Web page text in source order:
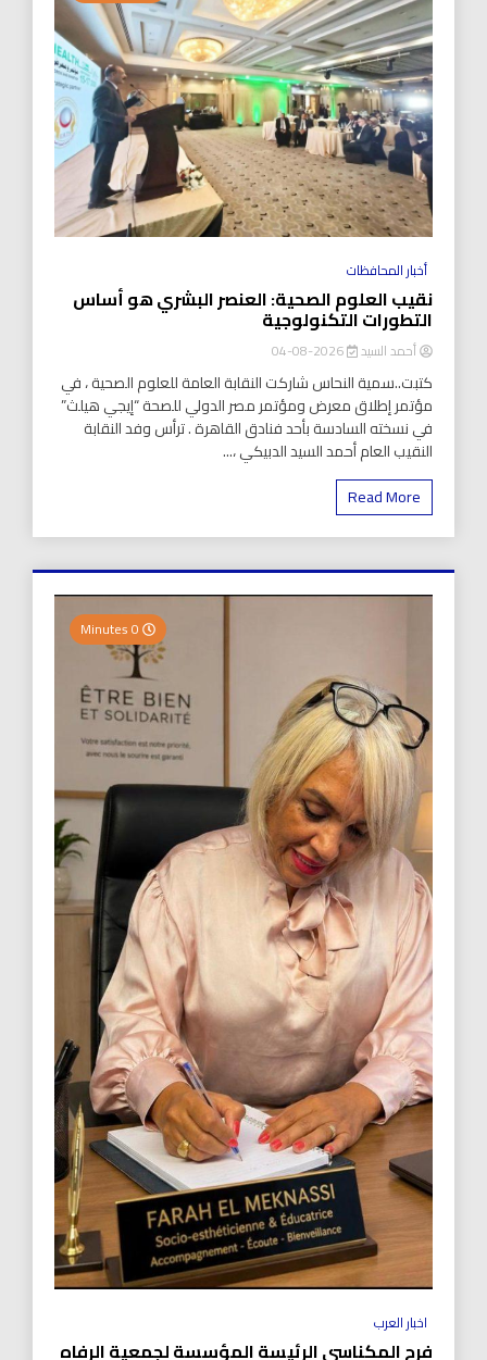
أخبار المحافظات
نقيب العلوم الصحية: العنصر البشري هو أساس
التطورات التكنولوجية
أحمد السيد 2026-08-04
كتبت..سمية النحاس شاركت النقابة العامة للعلوم الصحية ، في
مؤتمر إطلاق معرض ومؤتمر مصر الدولي للصحة “إيجي هيلث”
في نسخته السادسة بأحد فنادق القاهرة . ترأس وفد النقابة
النقيب العام أحمد السيد الدبيكي ،...
Read More
اخبار العرب
فرح المكناسي الرئيسة المؤسسة لجمعية الرفاه